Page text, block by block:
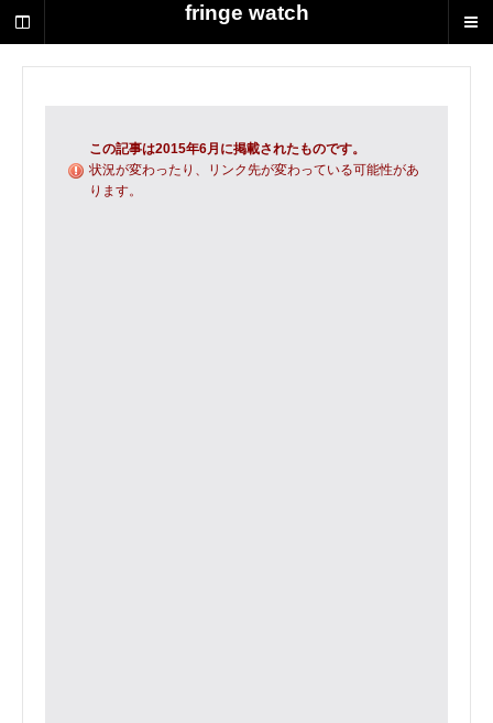
fringe watch
荻
野
この記事は2015年6月に掲載されたものです。
状況が変わったり、リンク先が変わっている可能性があ
ります。